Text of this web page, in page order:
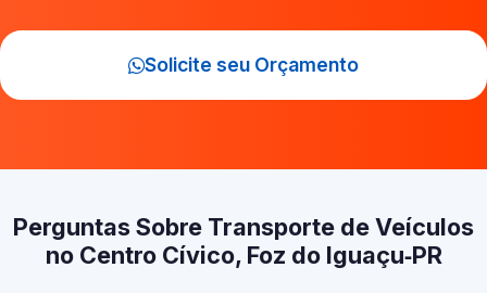
Solicite seu Orçamento
Perguntas Sobre Transporte de Veículos
no Centro Cívico, Foz do Iguaçu‑PR